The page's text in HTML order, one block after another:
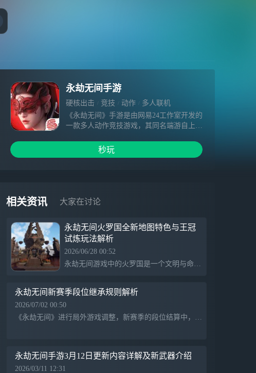
永劫无间手游
硬核出击 竞技 动作
多人联机
《永劫无间》手游是由网易24工作室开发的
一款多人动作竞技游戏，其同名端游自上线
次荣获Steam、PlayStaion、Epic等平台销量
大奖。作为24工作室旗下独立团队倾力打造
的东方世界，同时也专为手游玩家开发了创
新性的操作方式和便捷功能。经过首测的检
性能，希望在上线时为玩家带来端游级的游
戏品质。即刻预约《永劫无间》手游，来这
里舞利刃端火枪，化身大佛金刚，在40人的
生存竞技战场上，书写独属于你的武学宗师
传奇！【游戏特色】1、利刃枪火交锋 成为
战远程冷热兵器任君挑选！在瞬息万变的40
动操作专利，一键打出丝滑连招！振刀、蓄
英豪 外观随心定制选取风格各异的英雄，
定制独特的外观风格，加上超自由的智能捏
秒玩
相关资讯 大家在讨论
永劫无间火罗国全新地图特色与王冠
试炼玩法解析
2026/06/28 00:52
永劫无间游戏中的火罗国是一个文明与命运交错的地方，拥有特殊的天气变化、动植物生态和趣味机关。玩家可以探索五大区域，并参与新地图的独特玩法“王冠试炼”，争夺金羽王冠以获取额外体力值和奖励，体验丰富的交互玩法和秘宝传说。
永劫无间新赛季段位继承规则解析
2026/07/02 00:50
《永劫无间》进行局外游戏调整，新赛季的段位结算中，天选之人的段位积分将部分继承。不同段位的继承规则明确，青铜、白银、黄金、铂金、荧星、辉月、耀日、穹宇和阎魔等多个段位之间的转换关系被详细列出，以提高玩家在新赛季中的体验和竞争性。
永劫无间手游3月12日更新内容详解及新武器介绍
2026/03/11 12:31